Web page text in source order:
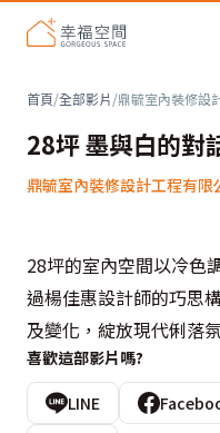
首頁/全部影片/鼎毓室內裝修設
28坪 墨與白的對
鼎毓室內裝修設計工程有限
28坪的室內空間以冷色
過楊佳惠設計師的巧思
及變化，綻放現代俐落
喜歡這部影片嗎?
LINE